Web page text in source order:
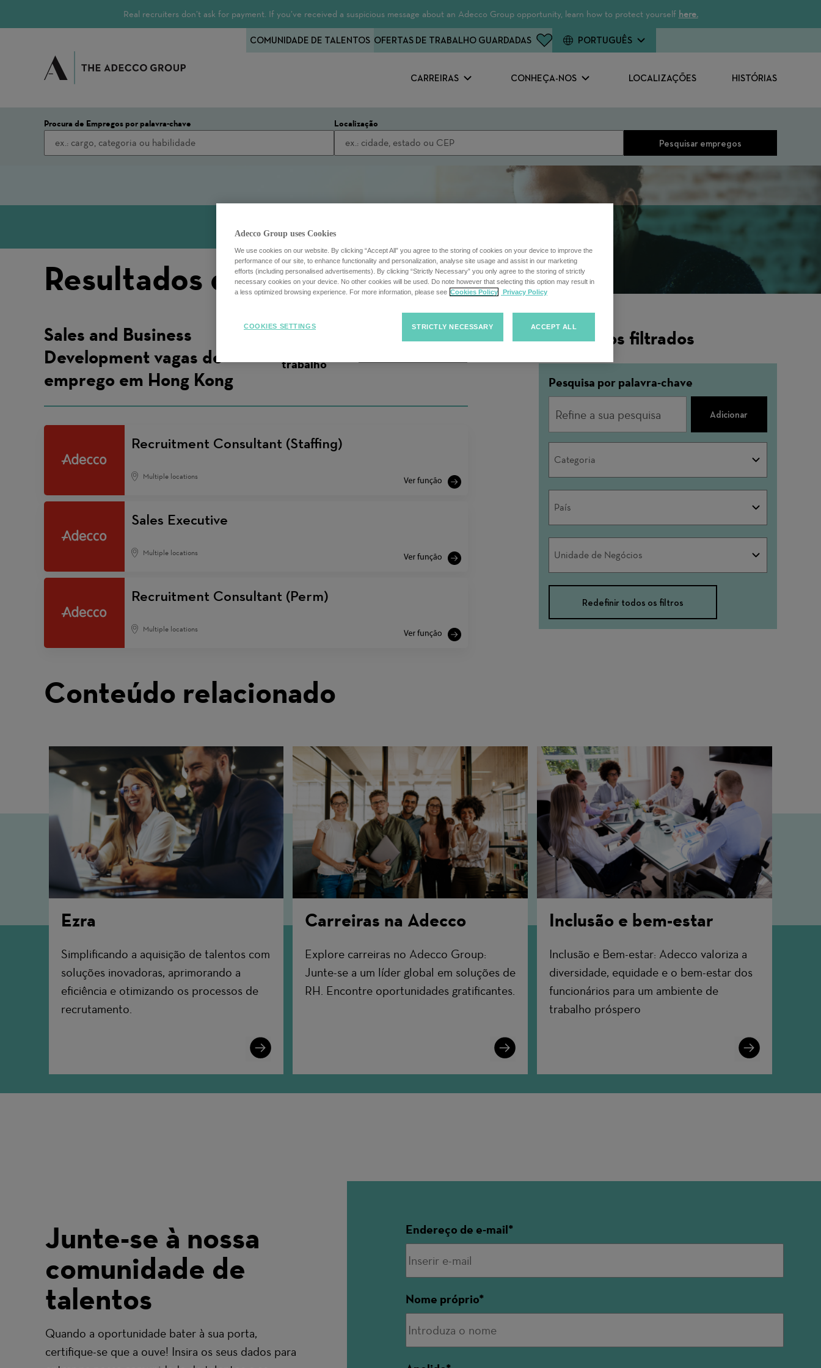
Real recruiters don’t ask for payment. If you’ve received a suspicious message about an Adecco Group opportunity, learn how to protect yourself here.
CARREIRAS CONHEÇA-NOS LOCALIZAÇÕES HISTÓRIAS
COMUNIDADE DE TALENTOS OFERTAS DE TRABALHO GUARDADAS PORTUGUÊS
Procura de Empregos por palavra-chave Localização
Pesquisar empregos
Resultados da pesquisa
Ordenar
de
Ordenar
trabalho
Sales and Business
Development vagas de
emprego em Hong Kong
Recruitment Consultant (Staffing)
Multiple locations
Sales Executive
Multiple locations
Recruitment Consultant (Perm)
Multiple locations
Resultados filtrados
Pesquisa por palavra-chave
Adicionar
Categoria
País
Negócios
Unidade de Negócios
Redefinir todos os filtros
Conteúdo relacionado
Ezra
Simplificando a aquisição de talentos com
soluções inovadoras, aprimorando a
eficiência e otimizando os processos de
recrutamento.
Learn
More
Carreiras na Adecco
Explore carreiras no Adecco Group:
Junte-se a um líder global em soluções de
RH. Encontre oportunidades gratificantes.
Learn
More
Inclusão e bem-estar
Inclusão e Bem-estar: Adecco valoriza a
diversidade, equidade e o bem-estar dos
funcionários para um ambiente de
trabalho próspero
Learn
More
Junte-se à nossa
comunidade de
talentos
Quando a oportunidade bater à sua porta,
certifique-se que a ouve! Insira os seus dados para
Endereço de e-mail
Nome próprio
Adecco Group uses Cookies
We use cookies on our website. By clicking “Accept All” you agree to the storing of cookies on your device to improve the
performance of our site, to enhance functionality and personalization, analyse site usage and assist in our marketing
efforts (including personalised advertisements). By clicking “Strictly Necessary” you only agree to the storing of strictly
necessary cookies on your device. No other cookies will be used. Do note however that selecting this option may result in
a less optimized browsing experience. For more information, please see Cookies Policy Privacy Policy
STRICTLY NECESSARY ACCEPT ALL
COOKIES SETTINGS